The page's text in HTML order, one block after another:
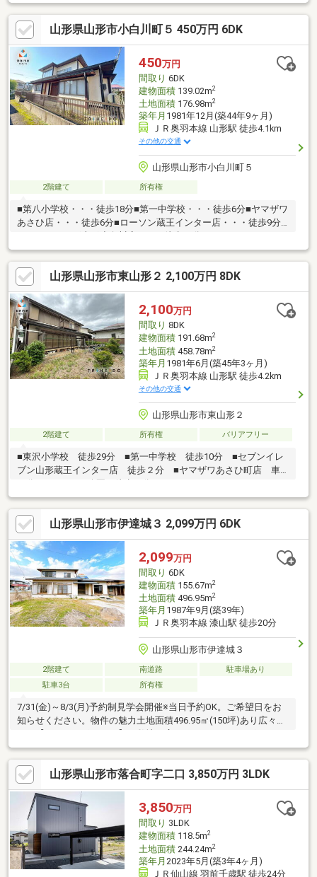
好な前面道路6m以上となっております。快適な室内環境を持つ、
中古の一戸建て物件で、建物面積は127.76㎡です。新生活のスタ
ートに、ぜひこちらの物件をご検討くださいませ。
山形県山形市小白川町５ 450万円 6DK
450万円
間取り 6DK
建物面積139.02m2
土地面積176.98m2
築年月 1981年12月(築44年9ヶ月)
ＪＲ奥羽本線 山形駅 徒歩4.1km
その他の交通
山形県山形市小白川町５
2階建て 所有権
■第八小学校・・・徒歩18分■第一中学校・・・徒歩6分■ヤマザワ
あさひ店・・・徒歩6分■ローソン蔵王インター店・・・徒歩9分■
山形県山形市東山形２ 2,100万円 8DK
2,100万円
間取り 8DK
建物面積191.68m2
土地面積458.78m2
築年月 1981年6月(築45年3ヶ月)
ＪＲ奥羽本線 山形駅 徒歩4.2km
その他の交通
山形県山形市東山形２
2階建て 所有権 バリアフリー
■東沢小学校 徒歩29分 ■第一中学校 徒歩10分 ■セブンイレ
ブン山形蔵王インター店 徒歩２分 ■ヤマザワあさひ町店 車
山形県山形市伊達城３ 2,099万円 6DK
2,099万円
間取り 6DK
建物面積155.67m2
土地面積496.95m2
築年月 1987年9月(築39年)
ＪＲ奥羽本線 漆山駅 徒歩20分
山形県山形市伊達城３
2階建て 南道路
駐車場あり
駐車3台
所有権
7/31(金)～8/3(月)予約制見学会開催※当日予約OK。ご希望日をお
知らせください。物件の魅力土地面積496.95㎡(150坪)あり広々で
スペースがあります。・6DKで部屋数が多くご家族の多い方でも
大丈夫です。・お客様に合わせたローンの組み方や金融機関をご
提案。住宅ローンが初めての方でもお気軽にご相談ください【周
辺施設】・山形市立出羽小学校2000ｍ（徒歩25分）・山形市立第
七中学校3300ｍ（徒歩42分）・ヤマザワ長岡店様2000ｍ（徒歩25
分/車4分）・セブンイレブン山形立谷川店様700ｍ（徒
山形県山形市落合町字二口 3,850万円 3LDK
3,850万円
間取り 3LDK
建物面積118.5m2
土地面積244.24m2
築年月 2023年5月(築3年4ヶ月)
ＪＲ仙山線 羽前千歳駅 徒歩24分